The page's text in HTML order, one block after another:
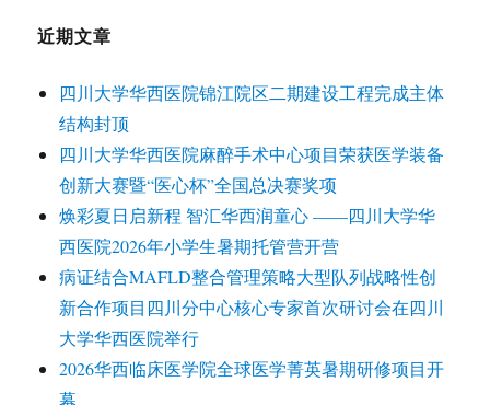
近期文章
四川大学华西医院锦江院区二期建设工程完成主体
结构封顶
四川大学华西医院麻醉手术中心项目荣获医学装备
创新大赛暨“医心杯”全国总决赛奖项
焕彩夏日启新程 智汇华西润童心 ——四川大学华
西医院2026年小学生暑期托管营开营
病证结合MAFLD整合管理策略大型队列战略性创
新合作项目四川分中心核心专家首次研讨会在四川
大学华西医院举行
2026华西临床医学院全球医学菁英暑期研修项目开
幕